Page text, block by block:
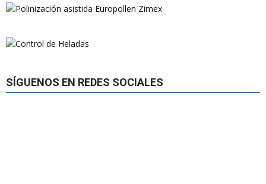
SÍGUENOS EN REDES SOCIALES